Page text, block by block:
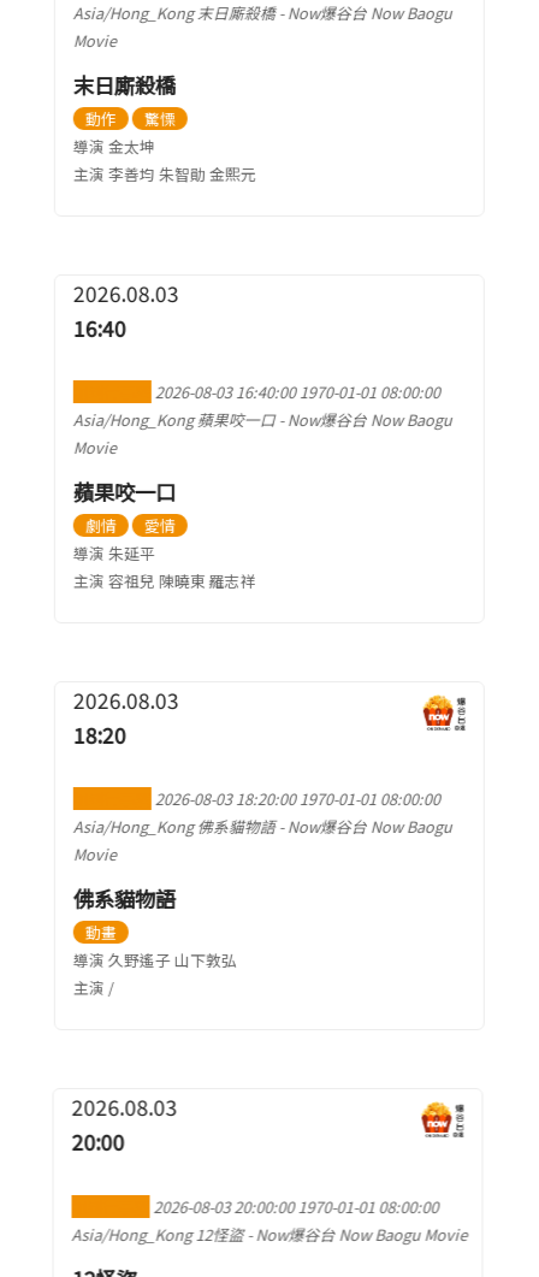
Asia/Hong_Kong末日廝殺橋 - Now爆谷台 Now Baogu
Movie
末日廝殺橋
動作
驚慄
導演 金太坤
主演 李善均 朱智勛 金熙元
2026.08.03
16:40
2026-08-03 16:40:00 1970-01-01 08:00:00
Asia/Hong_Kong 蘋果咬一口 - Now爆谷台 Now Baogu
Movie
蘋果咬一口
劇情
愛情
導演 朱延平
主演 容祖兒 陳曉東 羅志祥
2026.08.03
18:20
2026-08-03 18:20:00 1970-01-01 08:00:00
Asia/Hong_Kong 佛系貓物語 - Now爆谷台 Now Baogu
Movie
佛系貓物語
動畫
導演 久野遙子 山下敦弘
主演 /
2026.08.03
20:00
2026-08-03 20:00:00 1970-01-01 08:00:00
Asia/Hong_Kong 12怪盜-Now爆谷台 Now Baogu Movie